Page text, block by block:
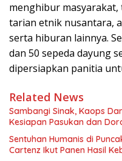
menghibur
tarian etnik nusantara,
serta hiburan lainnya.
dan 50 sepeda dayung
dipersiapkan panitia
Related News
Sambangi Sinak, Kaops
Kesiapan Pasukan dan
Sentuhan Humanis di
Cartenz Ikut Panen Hasil